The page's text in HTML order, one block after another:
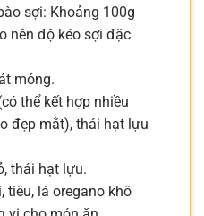
sợi: Khoảng 100g
nên độ kéo sợi đặc
mỏng.
thể kết hợp nhiều
đẹp mắt), thái hạt lựu
thái hạt lựu.
tiêu, lá oregano khô